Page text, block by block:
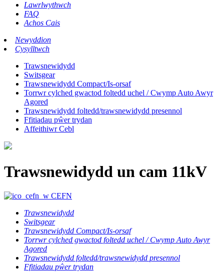
Lawrlwythwch
FAQ
Achos Cais
Newyddion
Cysylltwch
Trawsnewidydd
Switsgear
Trawsnewidydd Compact/Is-orsaf
Torrwr cylched gwactod foltedd uchel / Cwymp Auto Awyr
Agored
Trawsnewidydd foltedd/trawsnewidydd presennol
Ffitiadau pŵer trydan
Affeithiwr Cebl
Trawsnewidydd un cam 11kV
CEFN
Trawsnewidydd
Switsgear
Trawsnewidydd Compact/Is-orsaf
Torrwr cylched gwactod foltedd uchel / Cwymp Auto Awyr
Agored
Trawsnewidydd foltedd/trawsnewidydd presennol
Ffitiadau pŵer trydan